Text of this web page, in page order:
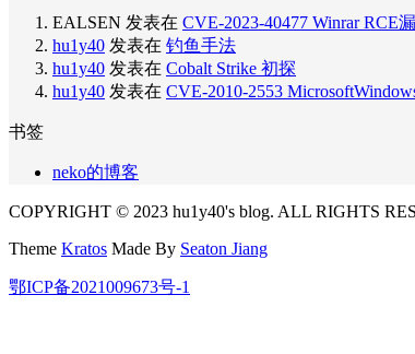
EALSEN 发表在 CVE-2023-40477 Winrar RCE
hu1y40 发表在 钓鱼手法
hu1y40 发表在 Cobalt Strike 初探
hu1y40 发表在 CVE-2010-2553
书签
neko的博客
COPYRIGHT © 2023 hu1y40's blog. ALL RIGHTS
Theme Kratos Made By Seaton Jiang
鄂ICP备2021009673号-1